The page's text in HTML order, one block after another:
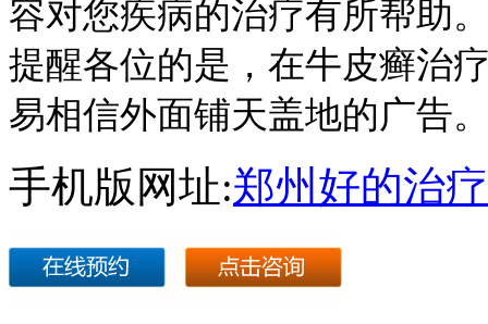
容对您疾病的治疗有所帮助
提醒各位的是，在牛皮癣治
易相信外面铺天盖地的广告
手机版网址:郑州好的治